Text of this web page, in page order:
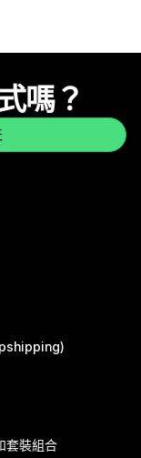
嗎？
套裝組合